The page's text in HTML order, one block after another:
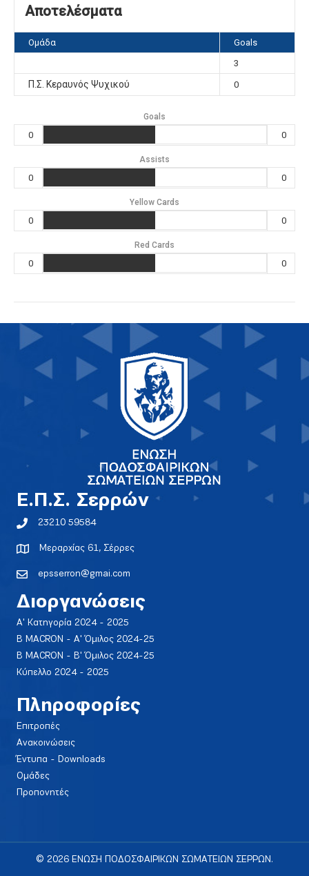
Αποτελέσματα
Ομάδα
Goals
3
Π.Σ. Κεραυνός Ψυχικού 0
Goals
0 0
Assists
0 0
Yellow Cards
0 0
Red Cards
0 0
E.Π.Σ. Σερρών
23210 59584
Μεραρχίας 61, Σέρρες
epsserron@gmai.com
Διοργανώσεις
Α' Κατηγορία 2024 - 2025
Β MACRON - Α' Όμιλος 2024-25
Β MACRON - Β' Όμιλος 2024-25
Κύπελλο 2024 - 2025
Πληροφορίες
Επιτροπές
Ανακοινώσεις
Έντυπα - Downloads
Ομάδες
Προπονητές
© 2026 ΕΝΩΣΗ ΠΟΔΟΣΦΑΙΡΙΚΩΝ ΣΩΜΑΤΕΙΩΝ ΣΕΡΡΩΝ.